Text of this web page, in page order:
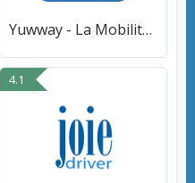
Yuwway - La Mobilité Augmentée
4.1